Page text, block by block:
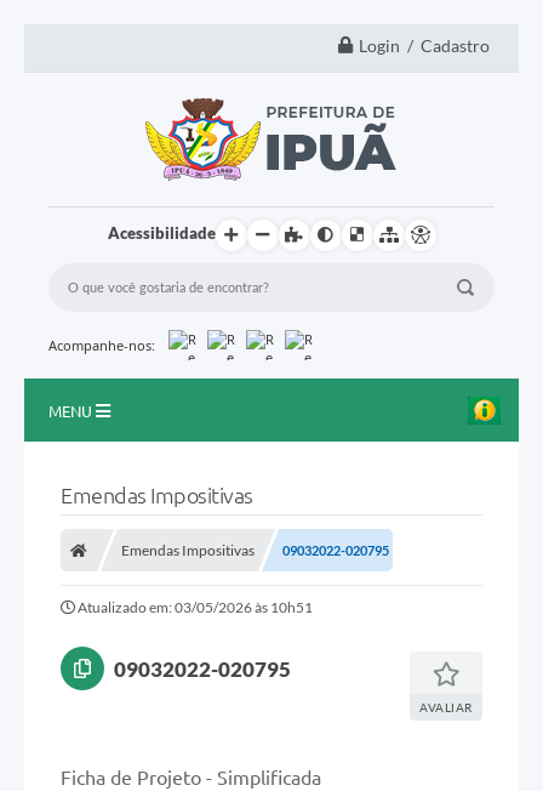
Login / Cadastro
Acessibilidade
Acompanhe-nos:
MENU
Secretarias
Imprensa Oficial
Editais
Emendas Impositivas
Emendas Impositivas 09032022-020795
Atualizado em: 03/05/2026 às 10h51
09032022-020795
AVALIAR
Ficha de Projeto - Simplificada